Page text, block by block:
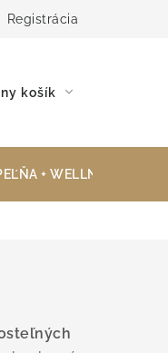
Registrácia
košík
+ WELLNESS